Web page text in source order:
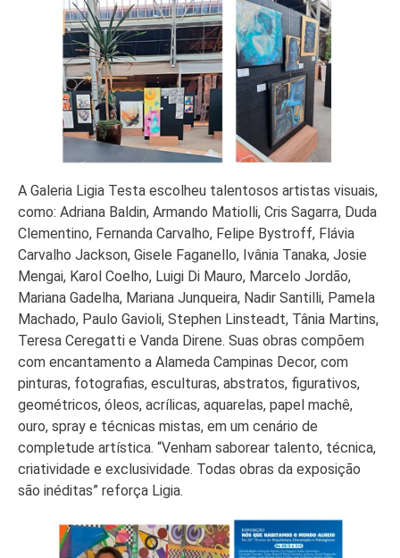
A Galeria Ligia Testa escolheu talentosos artistas visuais,
como: Adriana Baldin, Armando Matiolli, Cris Sagarra, Duda
Clementino, Fernanda Carvalho, Felipe Bystroff, Flávia
Carvalho Jackson, Gisele Faganello, Ivânia Tanaka, Josie
Mengai, Karol Coelho, Luigi Di Mauro, Marcelo Jordão,
Mariana Gadelha, Mariana Junqueira, Nadir Santilli, Pamela
Machado, Paulo Gavioli, Stephen Linsteadt, Tânia Martins,
Teresa Ceregatti e Vanda Direne. Suas obras compõem
com encantamento a Alameda Campinas Decor, com
pinturas, fotografias, esculturas, abstratos, figurativos,
geométricos, óleos, acrílicas, aquarelas, papel machê,
ouro, spray e técnicas mistas, em um cenário de
completude artística. “Venham saborear talento, técnica,
criatividade e exclusividade. Todas obras da exposição
são inéditas” reforça Ligia.